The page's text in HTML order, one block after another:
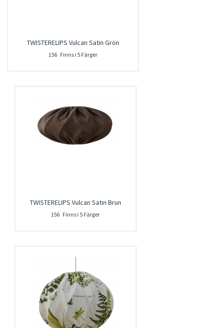
TWISTERELIPS Vulcan Satin Grön
156 Finns i 5 Färger
TWISTERELIPS Vulcan Satin Brun
156 Finns i 5 Färger